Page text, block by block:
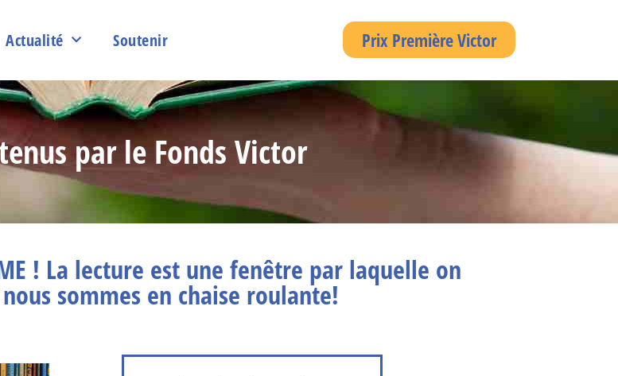
Actualité Soutenir Prix Première Victor
par le Fonds Victor
! La lecture est une fenêtre par laquelle on
sommes en chaise roulante!